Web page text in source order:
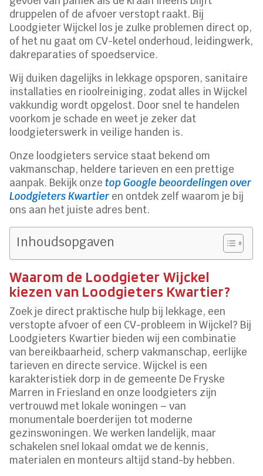
druppelen of de afvoer verstopt raakt. Bij
Loodgieter Wijckel los je zulke problemen direct op,
of het nu gaat om CV-ketel onderhoud, leidingwerk,
dakreparaties of spoedservice.
Wij duiken dagelijks in lekkage opsporen, sanitaire
installaties en rioolreiniging, zodat alles in Wijckel
vakkundig wordt opgelost. Door snel te handelen
voorkom je schade en weet je zeker dat
loodgieterswerk in veilige handen is.
Onze loodgieters service staat bekend om
vakmanschap, heldere tarieven en een prettige
aanpak. Bekijk onzetop Google beoordelingen over
Loodgieters Kwartier en ontdek zelf waarom je bij
ons aan het juiste adres bent.
Inhoudsopgaven
Waarom de Loodgieter Wijckel
kiezen van Loodgieters Kwartier?
Zoek je direct praktische hulp bij lekkage, een
verstopte afvoer of een CV-probleem in Wijckel? Bij
Loodgieters Kwartier bieden wij een combinatie
van bereikbaarheid, scherp vakmanschap, eerlijke
tarieven en directe service. Wijckel is een
karakteristiek dorp in de gemeente De Fryske
Marren in Friesland en onze loodgieters zijn
vertrouwd met lokale woningen – van
monumentale boerderijen tot moderne
gezinswoningen. We werken landelijk, maar
schakelen snel lokaal omdat we de kennis,
materialen en monteurs altijd stand-by hebben.